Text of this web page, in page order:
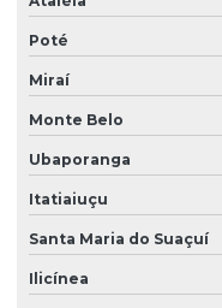
Poté
Miraí
Monte Belo
Ubaporanga
Itatiaiuçu
Santa Maria do Suaçuí
Ilicínea